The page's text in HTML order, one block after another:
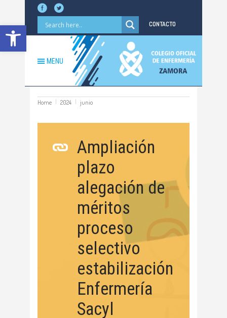
Abrir barra de herramientas CONTACTO
MENU
Home 2024 junio
Ampliación
plazo
alegación de
méritos
proceso
selectivo
estabilización
Enfermería
Sacyl